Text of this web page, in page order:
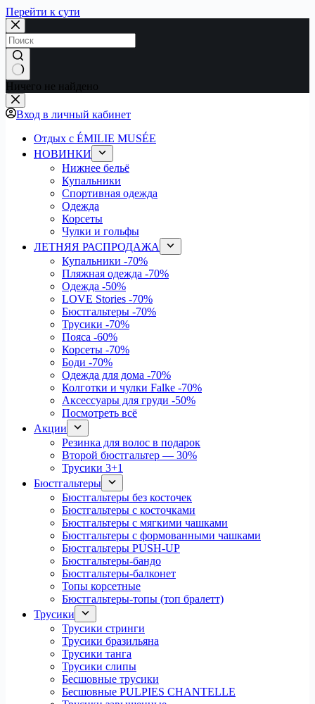
Перейти к сути
Ничего не найдено
Вход в личный кабинет
Отдых с ÉMILIE MUSÉE
НОВИНКИ
Нижнее бельё
Купальники
Спортивная одежда
Одежда
Корсеты
Чулки и гольфы
ЛЕТНЯЯ РАСПРОДАЖА
Купальники -70%
Пляжная одежда -70%
Одежда -50%
LOVE Stories -70%
Бюстгальтеры -70%
Трусики -70%
Пояса -60%
Корсеты -70%
Боди -70%
Одежда для дома -70%
Колготки и чулки Falke -70%
Аксессуары для груди -50%
Посмотреть всё
Акции
Резинка для волос в подарок
Второй бюстгальтер — 30%
Трусики 3+1
Бюстгальтеры
Бюстгальтеры без косточек
Бюстгальтеры с косточками
Бюстгальтеры с мягкими чашками
Бюстгальтеры с формованными чашками
Бюстгальтеры PUSH-UP
Бюстгальтеры-бандо
Бюстгальтеры-балконет
Топы корсетные
Бюстгальтеры-топы (топ бралетт)
Трусики
Трусики стринги
Трусики бразильяна
Трусики танга
Трусики слипы
Бесшовные трусики
Бесшовные PULPIES CHANTELLE